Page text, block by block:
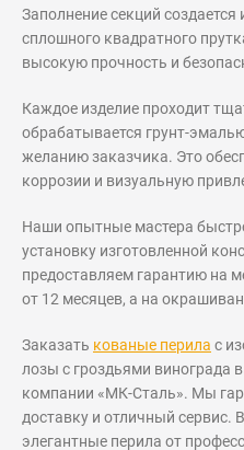
Заполнение секций
сплошного квадратного
высокую прочность и
Каждое изделие проходит
обрабатывается грунт-
желанию заказчика. Это
коррозии и визуальную
Наши опытные мастера
установку изготовленной
предоставляем гарантию на
от 12 месяцев, а на
Заказать кованые перила с
лозы с гроздьями винограда
компании «МК-Сталь». Мы
доставку и отличный сервис.
элегантные перила от